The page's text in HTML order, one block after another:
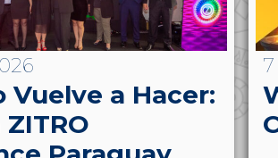
Vuelve a Hacer: